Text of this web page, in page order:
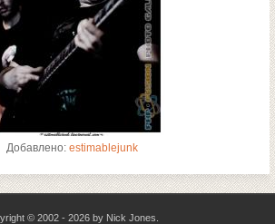
Добавлено: estimablejunk
© 2002 - 2026 by Nick Jones.